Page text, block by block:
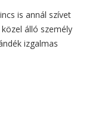
is annál szívet
álló személy
izgalmas